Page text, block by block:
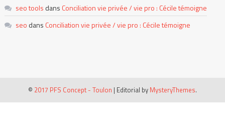
seo tools dans Conciliation vie privée / vie pro : Cécile témoigne
seo dans Conciliation vie privée / vie pro : Cécile témoigne
© 2017 PFS Concept - Toulon | Editorial by MysteryThemes.